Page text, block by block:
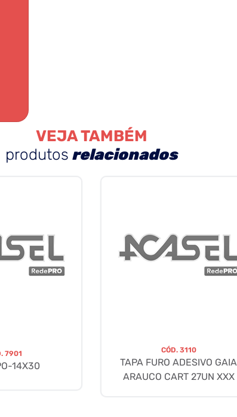
VEJA TAMBÉM
produtos relacionados
7901
14X30
CÓD. 3110
TAPA FURO ADESIVO GAIA
ARAUCO CART 27UN XXX